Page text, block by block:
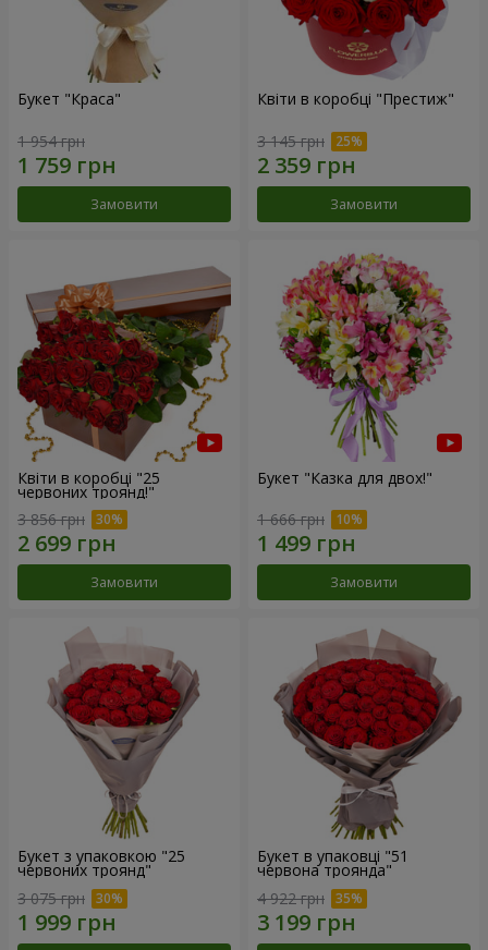
Букет "Краса"
1 954 грн
Замовити
Квіти в коробці "Престиж"
3 145 грн
Замовити
Квіти в коробці "25
червоних троянд!"
3 856 грн
Замовити
Букет "Казка для двох!"
1 666 грн
Замовити
Букет з упаковкою "25
червоних троянд"
3 075 грн
Букет в упаковці "51
червона троянда"
4 922 грн